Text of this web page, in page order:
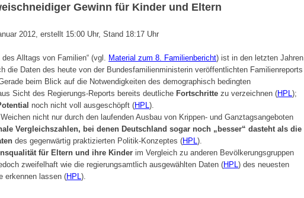
Gewinn für Kinder und Eltern
2012, erstellt 15:00 Uhr, Stand 18:17 Uhr
Alltags von Familien“ (vgl. Material zum 8. Familienbericht) ist in den letzten Jahren
die Daten des heute von der Bundesfamilienministerin veröffentlichten Familienreports
beim Blick auf die Notwendigkeiten des demographisch bedingten
Sicht des Regierungs-Reports bereits deutliche Fortschritte zu verzeichnen (HPL );
noch nicht voll ausgeschöpft (HPL ).
nicht nur durch den laufenden Ausbau von Krippen- und Ganztagsangeboten
Vergleichszahlen, bei denen Deutschland sogar noch „besser“ dasteht als die
des gegenwärtig praktizierten Politik-Konzeptes (HPL ).
für Eltern und ihre Kinder im Vergleich zu anderen Bevölkerungsgruppen
zweifelhaft wie die regierungsamtlich ausgewählten Daten (HPL ) des neuesten
erkennen lassen (HPL ).